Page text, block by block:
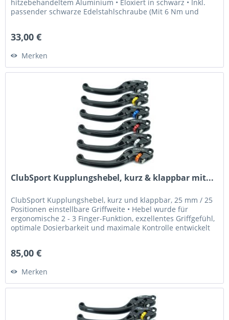
hitzebehandeltem Aluminium • Eloxiert in schwarz • Inkl.
passender schwarze Edelstahlschraube (Mit 6 Nm und
33,00 €
Merken
ClubSport Kupplungshebel, kurz & klappbar mit...
ClubSport Kupplungshebel, kurz und klappbar, 25 mm / 25
Positionen einstellbare Griffweite • Hebel wurde für
ergonomische 2 - 3 Finger-Funktion, exzellentes Griffgefühl,
optimale Dosierbarkeit und maximale Kontrolle entwickelt
85,00 €
Merken